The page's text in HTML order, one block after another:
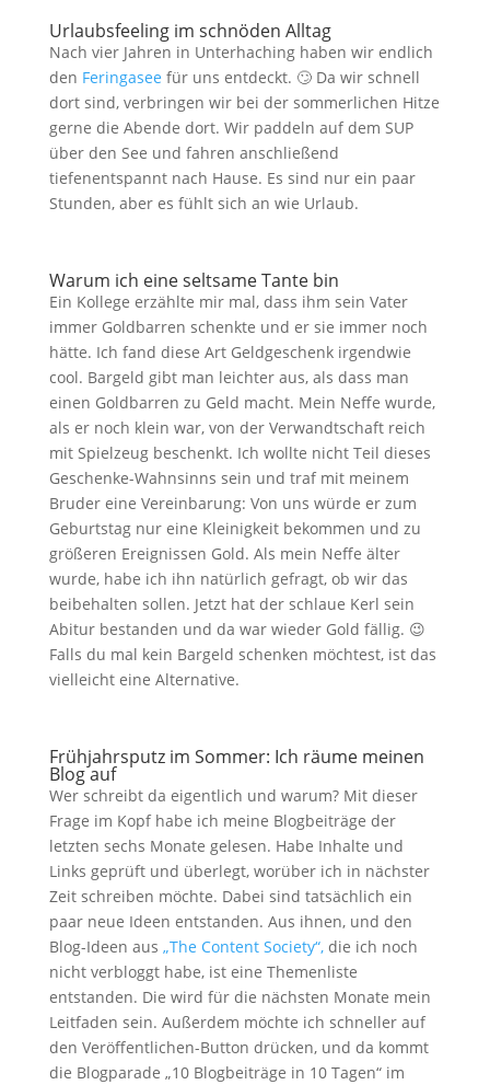
Urlaubsfeeling im schnöden Alltag
Nach vier Jahren in Unterhaching haben wir endlich
den Feringasee für uns entdeckt. 🙄 Da wir schnell
dort sind, verbringen wir bei der sommerlichen Hitze
gerne die Abende dort. Wir paddeln auf dem SUP
über den See und fahren anschließend
tiefenentspannt nach Hause. Es sind nur ein paar
Stunden, aber es fühlt sich an wie Urlaub.
Warum ich eine seltsame Tante bin
Ein Kollege erzählte mir mal, dass ihm sein Vater
immer Goldbarren schenkte und er sie immer noch
hätte. Ich fand diese Art Geldgeschenk irgendwie
cool. Bargeld gibt man leichter aus, als dass man
einen Goldbarren zu Geld macht. Mein Neffe wurde,
als er noch klein war, von der Verwandtschaft reich
mit Spielzeug beschenkt. Ich wollte nicht Teil dieses
Geschenke-Wahnsinns sein und traf mit meinem
Bruder eine Vereinbarung: Von uns würde er zum
Geburtstag nur eine Kleinigkeit bekommen und zu
größeren Ereignissen Gold. Als mein Neffe älter
wurde, habe ich ihn natürlich gefragt, ob wir das
beibehalten sollen. Jetzt hat der schlaue Kerl sein
Abitur bestanden und da war wieder Gold fällig. 😉
Falls du mal kein Bargeld schenken möchtest, ist das
vielleicht eine Alternative.
Frühjahrsputz im Sommer: Ich räume meinen
Blog auf
Wer schreibt da eigentlich und warum? Mit dieser
Frage im Kopf habe ich meine Blogbeiträge der
letzten sechs Monate gelesen. Habe Inhalte und
Links geprüft und überlegt, worüber ich in nächster
Zeit schreiben möchte. Dabei sind tatsächlich ein
paar neue Ideen entstanden. Aus ihnen, und den
Blog-Ideen aus „The Content Society“,die ich noch
nicht verbloggt habe, ist eine Themenliste
entstanden. Die wird für die nächsten Monate mein
Leitfaden sein. Außerdem möchte ich schneller auf
den Veröffentlichen-Button drücken, und da kommt
die Blogparade „10 Blogbeiträge in 10 Tagen“ im